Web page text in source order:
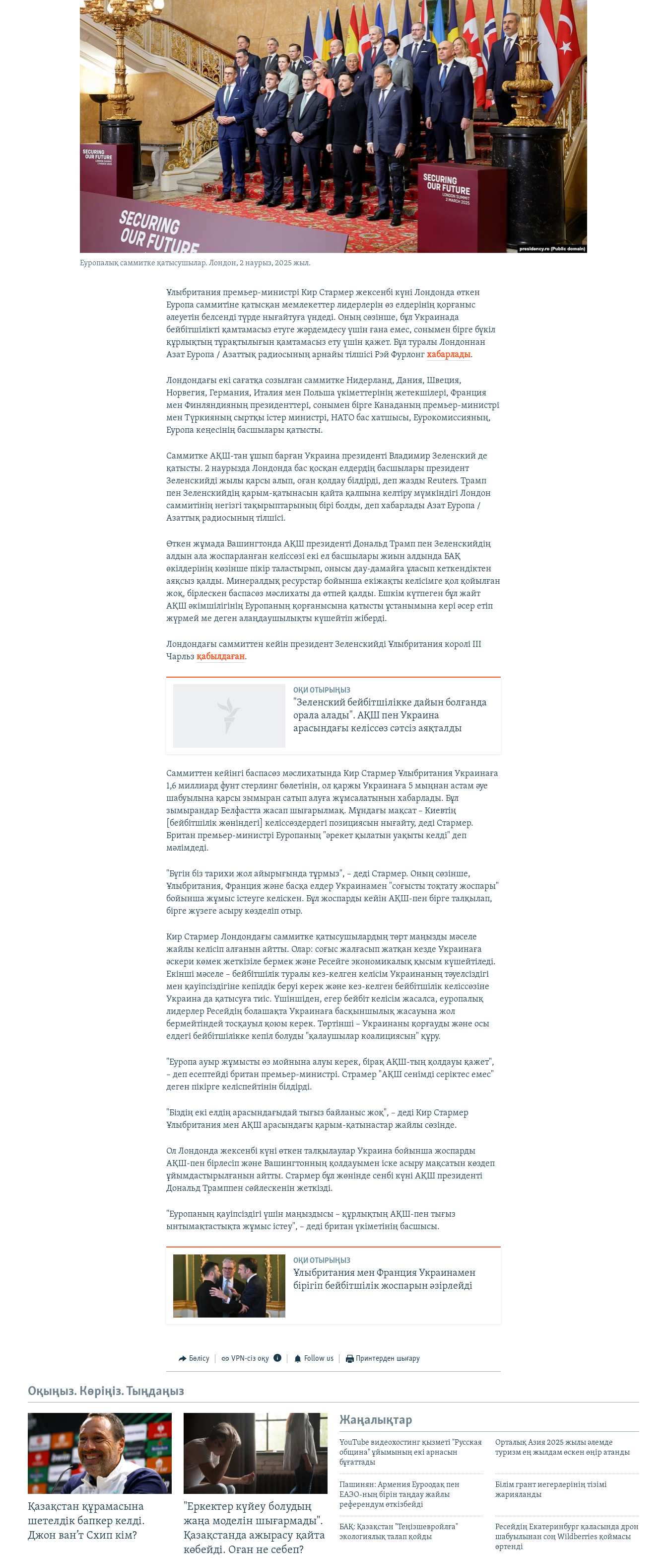
Еуропалық саммитке қатысушылар. Лондон, 2 наурыз, 2025 жыл.
Ұлыбритания премьер-министрі Кир Стармер жексенбі күні Лондонда өткен
Еуропа саммитіне қатысқан мемлекеттер лидерлерін өз елдерінің қорғаныс
әлеуетін белсенді түрде нығайтуға үндеді. Оның сөзінше, бұл Украинада
бейбітшілікті қамтамасыз етуге жәрдемдесу үшін ғана емес, сонымен бірге бүкіл
құрлықтың тұрақтылығын қамтамасыз ету үшін қажет. Бұл туралы Лондоннан
Азат Еуропа / Азаттық радиосының арнайы тілшісі Рэй Фурлонгхабарлады.
Лондондағы екі сағатқа созылған саммитке Нидерланд, Дания, Швеция,
Норвегия, Германия, Италия мен Польша үкіметтерінің жетекшілері, Франция
мен Финляндияның президенттері, сонымен бірге Канаданың премьер-министрі
мен Түркияның сыртқы істер министрі, НАТО бас хатшысы, Еурокомиссияның,
Еуропа кеңесінің басшылары қатысты.
Саммитке АҚШ-тан ұшып барған Украина президенті Владимир Зеленский де
қатысты. 2 наурызда Лондонда бас қосқан елдердің басшылары президент
Зеленскийді жылы қарсы алып, оған қолдау білдірді, деп жазды Reuters. Трамп
пен Зеленскийдің қарым-қатынасын қайта қалпына келтіру мүмкіндігі Лондон
саммитінің негізгі тақырыптарының бірі болды, деп хабарлады Азат Еуропа /
Азаттық радиосының тілшісі.
Өткен жұмада Вашингтонда АҚШ президенті Дональд Трамп пен Зеленскийдің
алдын ала жоспарланған келіссөзі екі ел басшылары жиын алдында БАҚ
өкілдерінің көзінше пікір таластырып, онысы дау-дамайға ұласып кеткендіктен
аяқсыз қалды. Минералдық ресурстар бойынша екіжақты келісімге қол қойылған
жоқ, бірлескен баспасөз мәслихаты да өтпей қалды. Ешкім күтпеген бұл жайт
АҚШ әкімшілігінің Еуропаның қорғанысына қатысты ұстанымына кері әсер етіп
жүрмей ме деген алаңдаушылықты күшейтіп жіберді.
Лондондағы саммиттен кейін президент Зеленскийді Ұлыбритания королі ІІІ
Чарльзқабылдаған.
ОҚИ ОТЫРЫҢЫЗ
"Зеленский бейбітшілікке дайын болғанда
орала алады". АҚШ пен Украина
арасындағы келіссөз сәтсіз аяқталды
Саммиттен кейінгі баспасөз мәслихатында Кир Стармер Ұлыбритания Украинаға
1,6 миллиард фунт стерлинг бөлетінін, ол қаржы Украинаға 5 мыңнан астам әуе
шабуылына қарсы зымыран сатып алуға жұмсалатынын хабарлады. Бұл
зымырандар Белфастта жасап шығарылмақ. Мұндағы мақсат – Киевтің
[бейбітшілік жөніндегі] келіссөздердегі позициясын нығайту, деді Стармер.
Британ премьер-министрі Еуропаның "әрекет қылатын уақыты келді" деп
мәлімдеді.
"Бүгін біз тарихи жол айырығында тұрмыз", – деді Стармер. Оның сөзінше,
Ұлыбритания, Франция және басқа елдер Украинамен "соғысты тоқтату жоспары"
бойынша жұмыс істеуге келіскен. Бұл жоспарды кейін АҚШ-пен бірге талқылап,
бірге жүзеге асыру көзделіп отыр.
Кир Стармер Лондондағы саммитке қатысушылардың төрт маңызды мәселе
жайлы келісіп алғанын айтты. Олар: соғыс жалғасып жатқан кезде Украинаға
әскери көмек жеткізіле бермек және Ресейге экономикалық қысым күшейтіледі.
Екінші мәселе – бейбітшілік туралы кез-келген келісім Украинаның тәуелсіздігі
мен қауіпсіздігіне кепілдік беруі керек және кез-келген бейбітшілік келіссөзіне
Украина да қатысуға тиіс. Үшіншіден, егер бейбіт келісім жасалса, еуропалық
лидерлер Ресейдің болашақта Украинаға басқыншылық жасауына жол
бермейтіндей тосқауыл қоюы керек. Төртінші – Украинаны қорғауды және осы
елдегі бейбітшілікке кепіл болуды "қалаушылар коалициясын" құру.
"Еуропа ауыр жұмысты өз мойнына алуы керек, бірақ АҚШ-тың қолдауы қажет",
– деп есептейді британ премьер-министрі. Страмер "АҚШ сенімді серіктес емес"
деген пікірге келіспейтінін білдірді.
"Біздің екі елдің арасындағыдай тығыз байланыс жоқ", – деді Кир Стармер
Ұлыбритания мен АҚШ арасындағы қарым-қатынастар жайлы сөзінде.
Ол Лондонда жексенбі күні өткен талқылаулар Украина бойынша жоспарды
АҚШ-пен бірлесіп және Вашингтонның қолдауымен іске асыру мақсатын көздеп
ұйымдастырылғанын айтты. Стармер бұл жөнінде сенбі күні АҚШ президенті
Дональд Трамппен сөйлескенін жеткізді.
"Еуропаның қауіпсіздігі үшін маңыздысы – құрлықтың АҚШ-пен тығыз
ынтымақтастықта жұмыс істеу", – деді британ үкіметінің басшысы.
ОҚИ ОТЫРЫҢЫЗ
Ұлыбритания мен Франция Украинамен
бірігіп бейбітшілік жоспарын әзірлейді
Бөлісу VPN-сіз оқу Follow us Принтерден шығару
Оқыңыз. Көріңіз. Тыңдаңыз
Қазақстан құрамасына
шетелдік бапкер келді.
Джон ван’т Схип кім?
"Еркектер күйеу болудың
жаңа моделін шығармады".
Қазақстанда ажырасу қайта
көбейді. Оған не себеп?
Жаңалықтар
YouTube видеохостинг қызметі "Русская
община" ұйымының екі арнасын
бұғаттады
Орталық Азия 2025 жылы әлемде
туризм ең жылдам өскен өңір атанды
Пашинян: Армения Еуроодақ пен
ЕАЭО-ның бірін таңдау жайлы
референдум өткізбейді
Білім грант иегерлерінің тізімі
жарияланды
БАҚ: Қазақстан "Теңізшевройлға"
экологиялық талап қойды
Ресейдің Екатеринбург қаласында дрон
шабуылынан соң Wildberries қоймасы
өртенді